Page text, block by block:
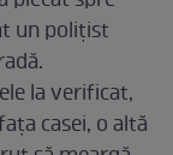
un polițist
la verificat,
casei, o altă